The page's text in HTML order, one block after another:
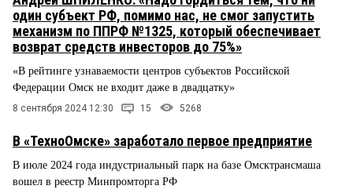
один субъект РФ, помимо нас, не смог запустить
механизм по ППРФ №1325, который обеспечивает
возврат средств инвесторов до 75%»
«В рейтинге узнаваемости центров субъектов Российской
Федерации Омск не входит даже в двадцатку»
8 сентября 2024 12:30 15 5268
В «ТехноОмске» заработало первое предприятие
В июле 2024 года индустриальный парк на базе Омсктрансмаша
вошел в реестр Минпромторга РФ